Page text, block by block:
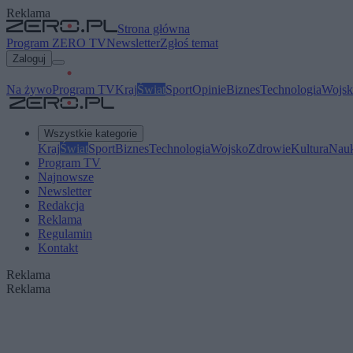
Reklama
Strona główna
Program ZERO TVNewsletterZgłoś temat
Zaloguj
Na żywoProgram TVKrajŚwiatSportOpinieBiznesTechnologia
Wszystkie kategorie
KrajŚwiatSportBiznesTechnologiaWojskoZdrowieKultura
Program TV
Najnowsze
Newsletter
Redakcja
Reklama
Regulamin
Kontakt
Reklama
Reklama